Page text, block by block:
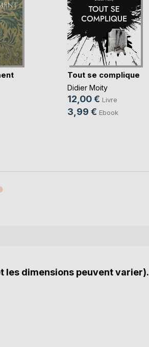
Tout se complique
Didier Moity
12,00 € Livre
3,99 € Ebook
les dimensions peuvent varier).